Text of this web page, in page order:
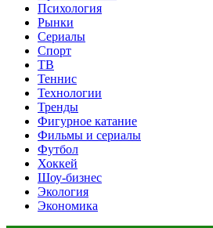
Психология
Рынки
Сериалы
Спорт
ТВ
Теннис
Технологии
Тренды
Фигурное катание
Фильмы и сериалы
Футбол
Хоккей
Шоу-бизнес
Экология
Экономика